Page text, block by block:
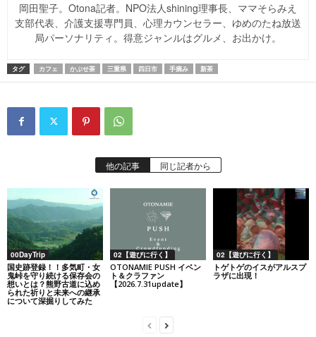
岡田聖子。Otona記者。NPO法人shining理事長、ママそらみえ
支部代表、介護支援専門員、心理カウンセラー、ゆめのたね放送
局パーソナリティ。得意ジャンルはグルメ、お出かけ。
タグ カフェ かぶせ茶 三重県 四日市 手摘み 新茶
他の記事 同じ記者から
00DayTrip
国史跡登録！！多気町・女
鬼峠を守り続ける保存会の
想いとは？熊野古道に込め
られた祈りと未来への継承
について深掘りしてみた
02【遊びに行く】
OTONAMIE PUSH イベン
ト＆クラファン
【2026.7.31update】
02【遊びに行く】
トゲトゲのイスがアルスプ
ラザに出現！